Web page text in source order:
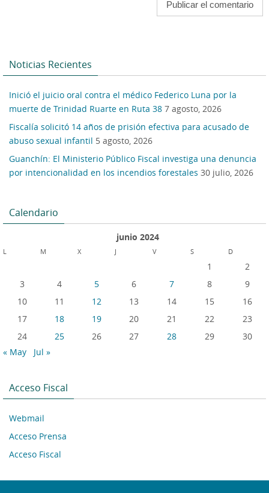
Noticias Recientes
Inició el juicio oral contra el médico Federico Luna por la
muerte de Trinidad Ruarte en Ruta 38 7 agosto, 2026
Fiscalía solicitó 14 años de prisión efectiva para acusado de
abuso sexual infantil 5 agosto, 2026
Guanchín: El Ministerio Público Fiscal investiga una denuncia
por intencionalidad en los incendios forestales 30 julio, 2026
Calendario
junio 2024
L M X J V S D
1
2
3
4 5 6 7 8
9
10
11 12 13 14 15
16
17
18 19 20 21 22
23
24
25 26 27 28 29
30
« May
Jul »
Acceso Fiscal
Webmail
Acceso Prensa
Acceso Fiscal